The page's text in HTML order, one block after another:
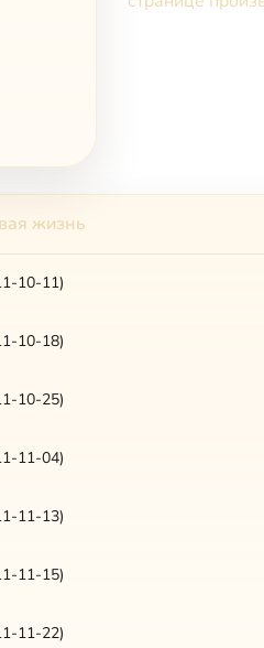
жизнь
10-11)
10-18)
10-25)
11-04)
11-13)
11-15)
11-22)